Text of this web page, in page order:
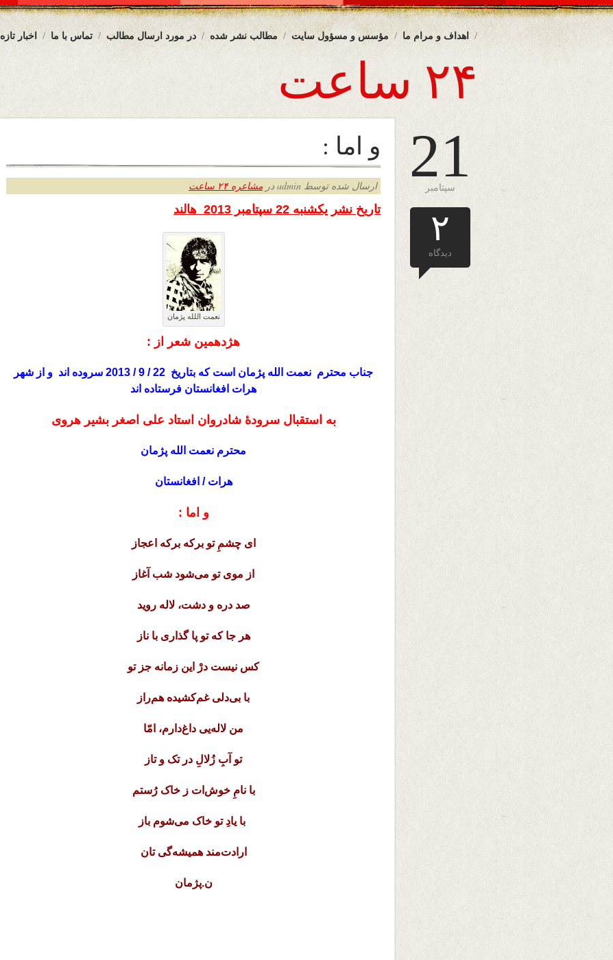
اخبار تازه تماس با ما در مورد ارسال مطالب مطالب نشر شده مؤسس و مسؤول سایت اهداف و مرام ما
۲۴ ساعت
21
سپتامبر
۲
دیدگاه
و اما :
ارسال شده توسط admin در مشاعره ۲۴ ساعت
تاریخ نشر یکشنبه 22 سپتامبر 2013 هالند
نعمت اللله پژمان
هژدهمین شعر از :
جناب محترم نعمت الله پژمان است که بتاریخ 22 / 9 / 2013 سروده اند و از شهر
هرات افغانستان فرستاده اند
به استقبال سرودۀ شادروان استاد علی اصغر بشیر هروی
محترم نعمت الله پژمان
هرات / افغانستان
و اما :
ای چشمِ تو برکه برکه اعجاز
از موی تو می‌شود شب آغاز
صد دره و دشت، لاله روید
هر جا که تو پا گذاری با ناز
کس نیست درْ این زمانه جز تو
با بی‌دلی غم‌کشیده هم‌راز
من لاله‌یی داغ‌دارم، امّا
تو آبِ زُلالِ در تک و تاز
با نامِ خوش‌ات ز خاک رُستم
با یادِ تو خاک می‌شوم باز
ارادت‌مند همیشه‌گی تان
ن.پژمان